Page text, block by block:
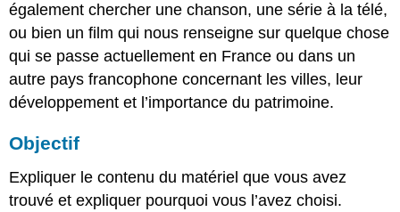
également chercher une chanson, une série à la télé,
ou bien un film qui nous renseigne sur quelque chose
qui se passe actuellement en France ou dans un
autre pays francophone concernant les villes, leur
développement et l’importance du patrimoine.
Objectif
Expliquer le contenu du matériel que vous avez
trouvé et expliquer pourquoi vous l’avez choisi.